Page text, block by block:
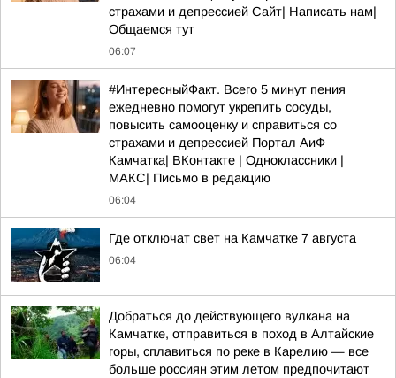
страхами и депрессией Сайт| Написать нам|
Общаемся тут
06:07
#ИнтересныйФакт. Всего 5 минут пения
ежедневно помогут укрепить сосуды,
повысить самооценку и справиться со
страхами и депрессией Портал АиФ
Камчатка| ВКонтакте | Одноклассники |
MАКС| Письмо в редакцию
06:04
Где отключат свет на Камчатке 7 августа
06:04
Добраться до действующего вулкана на
Камчатке, отправиться в поход в Алтайские
горы, сплавиться по реке в Карелию — все
больше россиян этим летом предпочитают